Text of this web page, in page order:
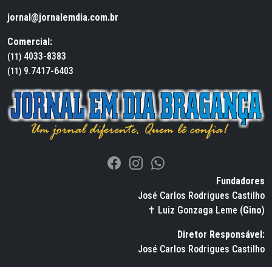
jornal@jornalemdia.com.br
Comercial:
(11) 4033-8383
(11) 9.7417-6403
Fundadores
José Carlos Rodrigues Castilho
✝ Luiz Gonzaga Leme (Gino)
Diretor Responsável:
José Carlos Rodrigues Castilho